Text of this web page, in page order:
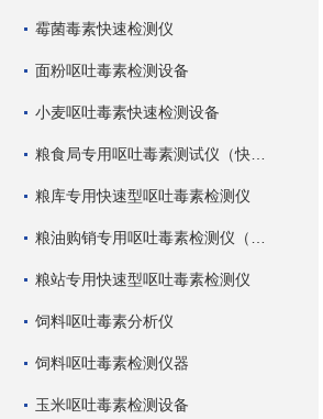
霉菌毒素快速检测仪
面粉呕吐毒素检测设备
小麦呕吐毒素快速检测设备
粮库专用快速型呕吐毒素检测仪
粮站专用快速型呕吐毒素检测仪
饲料呕吐毒素分析仪
饲料呕吐毒素检测仪器
玉米呕吐毒素检测设备